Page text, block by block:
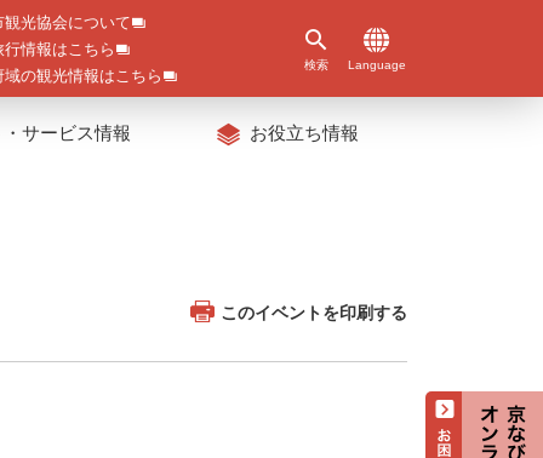
観光協会について
行情報はこちら
域の観光情報はこちら
検索 Language
サービス情報 お役立ち情報
このイベントを印刷する